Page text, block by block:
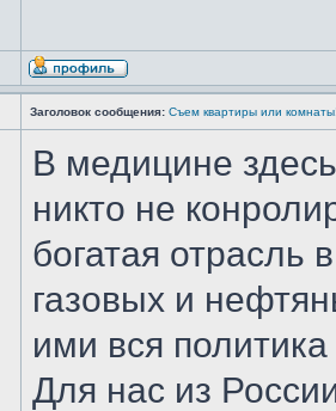
Заголовок сообщения: Съем квартиры или
В медицине
никто не
богатая отрасль
газовых и
ими вся
Для нас из